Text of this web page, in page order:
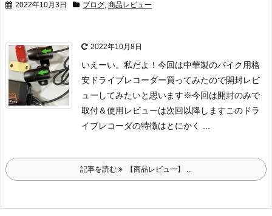
2022年10月3日 ブログ, 商品レビュー
2022年10月8日
いえーい。私だよ！ 今回は中華製のバイク用格
安ドライブレコーダー買ってみたので開封レビ
ューしてみたいと思います※今回は開封のみで
取付＆使用レビューは次回以降しますこのドラ
イブレコーダの特徴はとにかく ...
記事を読む 【商品レビュー】 ...